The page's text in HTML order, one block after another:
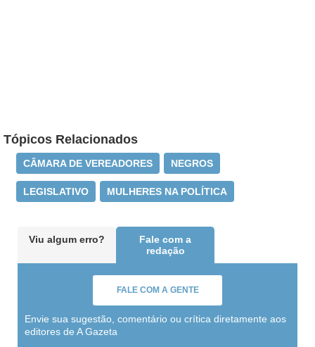
Tópicos Relacionados
CÂMARA DE VEREADORES NEGROS
LEGISLATIVO MULHERES NA POLÍTICA
Viu algum erro?
Fale com a
redação
FALE COM A GENTE
Envie sua sugestão, comentário ou crítica diretamente aos
editores de A Gazeta